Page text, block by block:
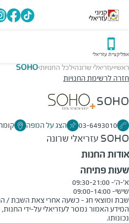
אפליקציית עזריאלי
ראשי>עזריאלי שרונה>לכל החנויות>
SOHO
חזרה לרשימת החנויות
SOHO
03-6493010 הצג על המפה
SOHO עזריאלי שרונה
אודות החנות
שעות פתיחה
שבת ומוצאי חג - כשעה אחרי צאת השבת / החג
המידע האמור נמסר לעזריאלי על-ידי החנות,